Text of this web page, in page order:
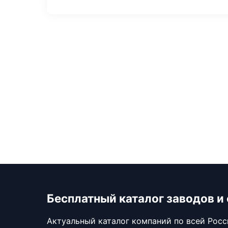
Бесплатный каталог заводов
Актуальный каталог компаний по всей